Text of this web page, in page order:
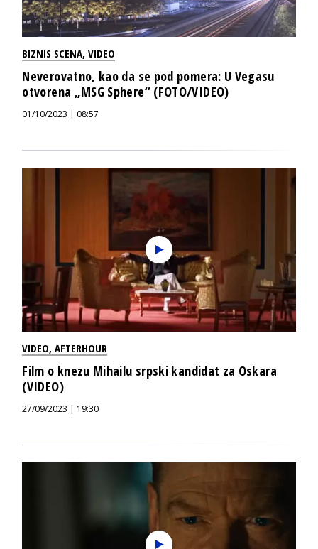
BIZNIS SCENA,VIDEO
Neverovatno, kao da se pod pomera: U Vegasu
otvorena „MSG Sphere“ (FOTO/VIDEO)
01/10/2023 | 08:57
VIDEO,AFTERHOUR
Film o knezu Mihailu srpski kandidat za Oskara
(VIDEO)
27/09/2023 | 19:30